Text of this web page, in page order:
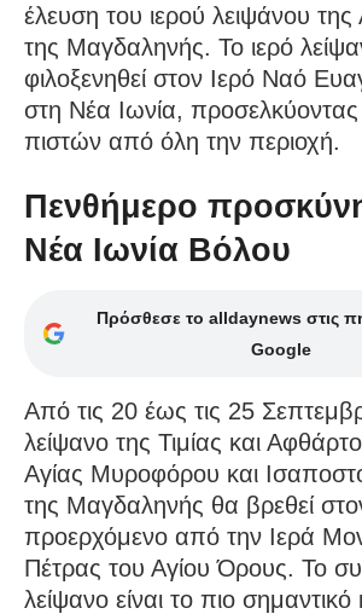
έλευση του ιερού λειψάνου
της Μαγδαληνής. Το ιερό
φιλοξενηθεί στον Ιερό Ναό
στη Νέα Ιωνία, προσελκύοντας
πιστών από όλη την περιοχή.
Πενθήμερο
Νέα Ιωνία Βόλου
Πρόσθεσε το alldaynews στις
Google
Από τις 20 έως τις 25
λείψανο της Τιμίας και
Αγίας Μυροφόρου και
της Μαγδαληνής θα βρεθεί
προερχόμενο από την Ιερά
Πέτρας του Αγίου Όρους. Το
λείψανο είναι το πιο σημαντικό